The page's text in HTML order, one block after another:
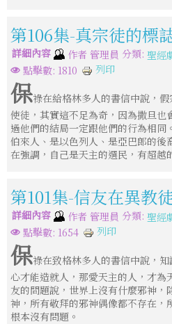
第106集-真宗徒的標
詳細內容 作者 管理員 分類: 聖經
點擊數: 1810
列印
保祿在給格林多人的書信中說，
使徒，其實這不足為奇，因為撒旦也
過他們的結局一定跟他們的行為相同
伯來人、是以色列人、是亞巴郎的後
在強調，自己是天主的選民，有超越
第101集-信友在異教
詳細內容 作者 管理員 分類: 聖經
點擊數: 1654
列印
保祿在致格林多人的書信中說，
心才能造就人，那愛天主的人，才為
友的問題說，世界上沒有什麼邪神，
神，所有敬拜的邪神偶像都不存在，
根本沒有問題。